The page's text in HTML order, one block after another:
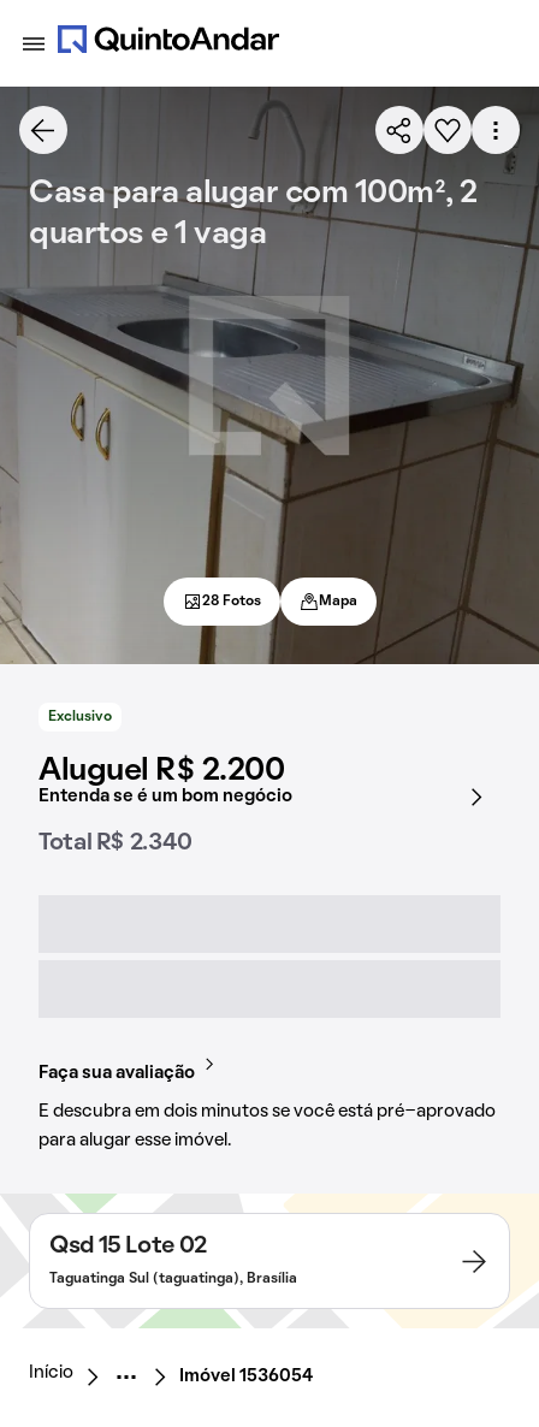
Exclusivo
Aluguel R$ 2.200
Entenda se é um bom negócio
Total R$ 2.340
Faça sua avaliação
E descubra em dois minutos se você está pré-aprovado
para alugar esse imóvel.
Casa para alugar com 100m², 2
quartos e 1 vaga
28 Fotos Mapa
Qsd 15 Lote 02
Taguatinga Sul (taguatinga), Brasília
Início Imóvel 1536054